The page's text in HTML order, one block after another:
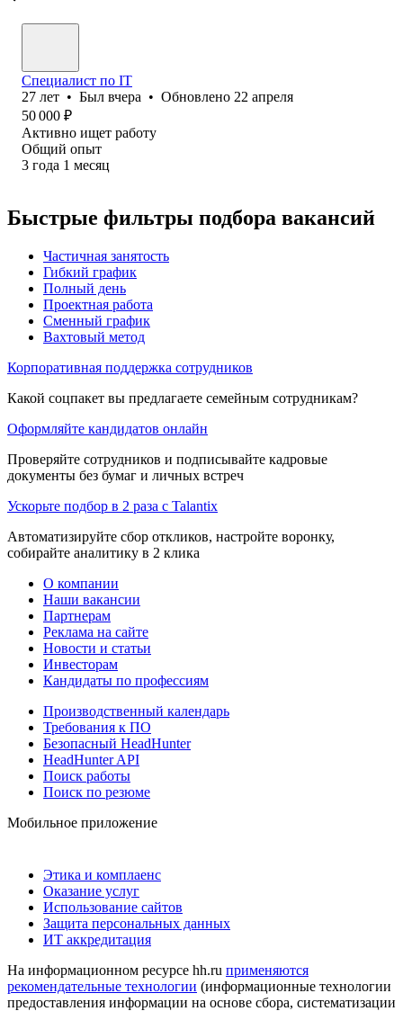
Специалист по IT
27 лет • Был вчера • Обновлено 22 апреля
50 000 ₽
Активно ищет работу
Общий опыт
3 года 1 месяц
Быстрые фильтры подбора вакансий
Частичная занятость
Гибкий график
Полный день
Проектная работа
Сменный график
Вахтовый метод
Корпоративная поддержка сотрудников
Какой соцпакет вы предлагаете семейным сотрудникам?
Оформляйте кандидатов онлайн
Проверяйте сотрудников и подписывайте кадровые
документы без бумаг и личных встреч
Ускорьте подбор в 2 раза с Talantix
Автоматизируйте сбор откликов, настройте воронку,
собирайте аналитику в 2 клика
О компании
Наши вакансии
Партнерам
Реклама на сайте
Новости и статьи
Инвесторам
Кандидаты по профессиям
Производственный календарь
Требования к ПО
Безопасный HeadHunter
HeadHunter API
Поиск работы
Поиск по резюме
Мобильное приложение
Этика и комплаенс
Оказание услуг
Использование сайтов
Защита персональных данных
ИТ аккредитация
На информационном ресурсе hh.ru применяются
рекомендательные технологии (информационные технологии
предоставления информации на основе сбора, систематизации